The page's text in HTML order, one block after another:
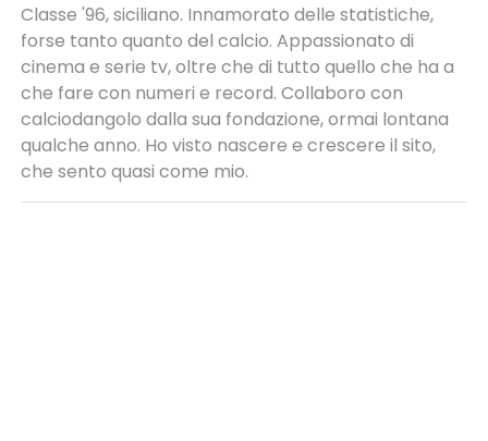
Classe '96, siciliano. Innamorato delle statistiche,
forse tanto quanto del calcio. Appassionato di
cinema e serie tv, oltre che di tutto quello che ha a
che fare con numeri e record. Collaboro con
calciodangolo dalla sua fondazione, ormai lontana
qualche anno. Ho visto nascere e crescere il sito,
che sento quasi come mio.